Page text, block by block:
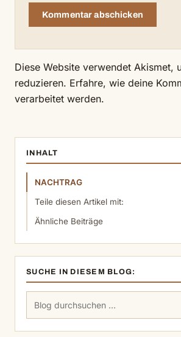
Diese Website verwendet Akismet,
reduzieren. Erfahre, wie deine
verarbeitet werden.
INHALT
NACHTRAG
Teile diesen Artikel mit:
Ähnliche Beiträge
SUCHE IN DIESEM BLOG:
Suchen